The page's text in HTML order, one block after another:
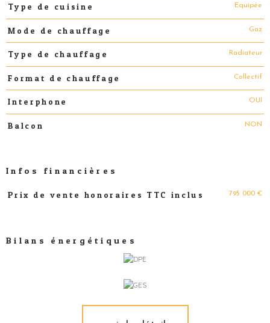
Type de cuisine Equipée
Mode de chauffage Gaz
Type de chauffage Radiateur
Format de chauffage Collectif
Interphone OUI
Balcon NON
Infos financières
Caractéristiques Valeurs
Prix de vente honoraires TTC inclus 795 000 €
Bilans énergétiques